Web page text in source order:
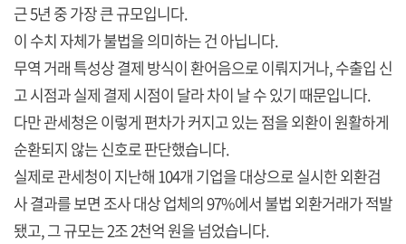
근 5년 중 가장 큰 규모입니다.
이 수치 자체가 불법을 의미하는 건 아닙니다.
무역 거래 특성상 결제 방식이 환어음으로 이뤄지거나, 수출입 신
고 시점과 실제 결제 시점이 달라 차이 날 수 있기 때문입니다.
다만 관세청은 이렇게 편차가 커지고 있는 점을 외환이 원활하게
순환되지 않는 신호로 판단했습니다.
실제로 관세청이 지난해 104개 기업을 대상으로 실시한 외환검
사 결과를 보면 조사 대상 업체의 97%에서 불법 외환거래가 적발
됐고, 그 규모는 2조 2천억 원을 넘었습니다.